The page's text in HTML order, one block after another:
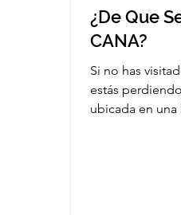
¿De Que
CANA?
Si no has
estás
ubicada en